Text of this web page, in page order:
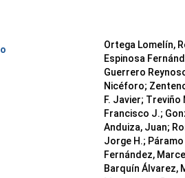
Ortega Lomelín,
Espinosa
Guerrero
Nicéforo;
F. Javier; Treviño
Francisco J.;
Anduiza, Juan;
Jorge H.; Páramo
Fernández,
Barquín Álvarez,